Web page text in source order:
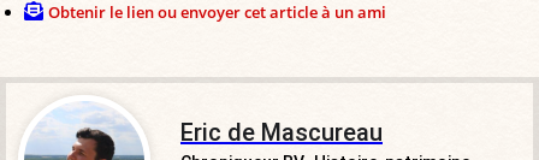
Obtenir le lien ou envoyer cet article à un ami
Eric de Mascureau